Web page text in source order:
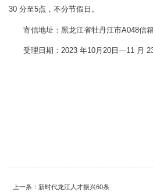
30 分至5点，不分节假日。
寄信地址：黑龙江省牡丹江市A048信
受理日期：2023 年10月20日—11 月
上一条：新时代龙江人才振兴60条